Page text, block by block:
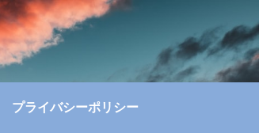
プライバシーポリシー